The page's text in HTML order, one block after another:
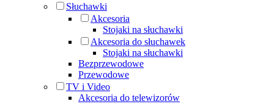
Słuchawki
Akcesoria
Stojaki na słuchawki
Akcesoria do słuchawek
Stojaki na słuchawki
Bezprzewodowe
Przewodowe
TV i Video
Akcesoria do telewizorów